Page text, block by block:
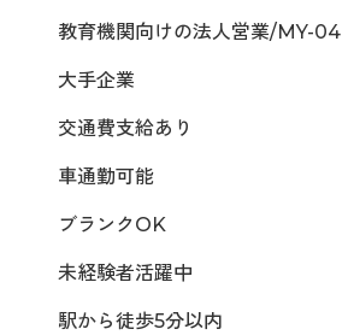
教育機関向けの法人営業/MY-04
大手企業
交通費支給あり
車通勤可能
ブランクOK
未経験者活躍中
駅から徒歩5分以内